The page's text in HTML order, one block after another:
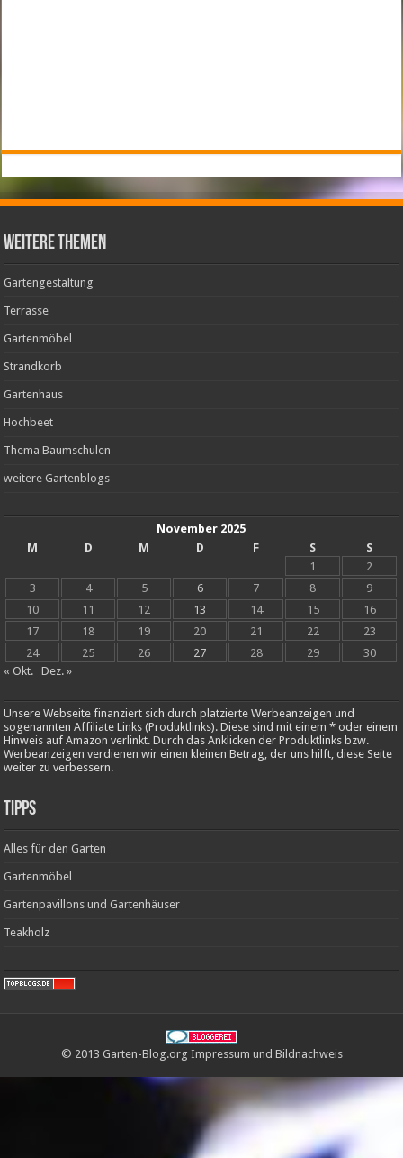
weitere Themen
Gartengestaltung
Terrasse
Gartenmöbel
Strandkorb
Gartenhaus
Hochbeet
Thema Baumschulen
weitere Gartenblogs
November 2025
M
D M D F S
S
1
2
3
4 5 6 7 8
9
10
11 12 13 14 15
16
17
18 19 20 21 22
23
24
25 26 27 28 29
30
« Okt.
Dez. »
Unsere Webseite finanziert sich durch platzierte Werbeanzeigen und
sogenannten Affiliate Links (Produktlinks). Diese sind mit einem * oder einem
Hinweis auf Amazon verlinkt. Durch das Anklicken der Produktlinks bzw.
Werbeanzeigen verdienen wir einen kleinen Betrag, der uns hilft, diese Seite
weiter zu verbessern.
Tipps
Alles für den Garten
Gartenmöbel
Gartenpavillons und Gartenhäuser
Teakholz
© 2013 Garten-Blog.org Impressum und Bildnachweis